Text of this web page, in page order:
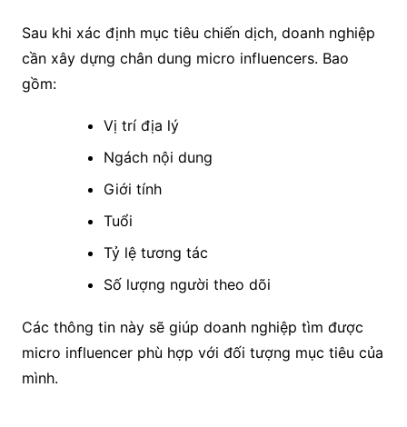
Sau khi xác định mục tiêu chiến dịch, doanh nghiệp
cần xây dựng chân dung micro influencers. Bao
gồm:
Vị trí địa lý
Ngách nội dung
Giới tính
Tuổi
Tỷ lệ tương tác
Số lượng người theo dõi
Các thông tin này sẽ giúp doanh nghiệp tìm được
micro influencer phù hợp với đối tượng mục tiêu của
mình.